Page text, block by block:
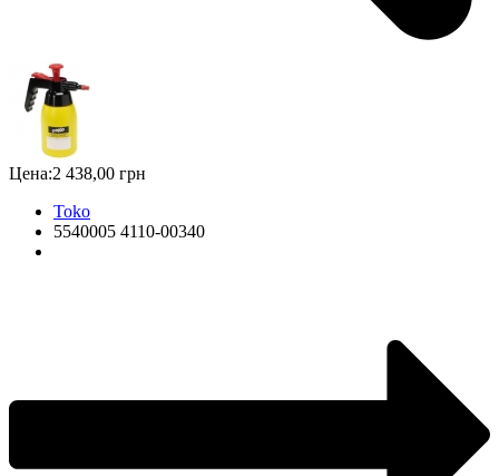
Цена:2 438,00 грн
Toko
5540005 4110-00340